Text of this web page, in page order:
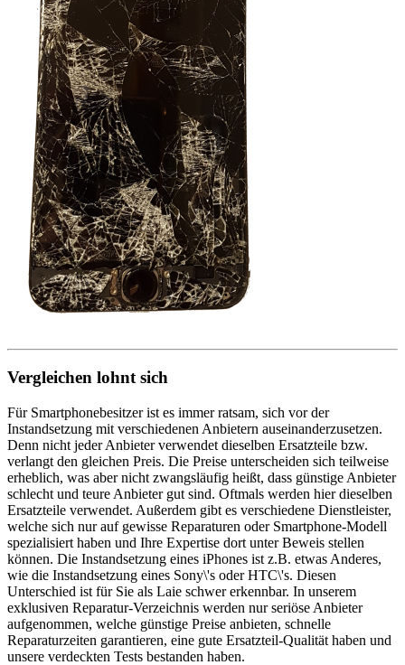
Vergleichen lohnt sich
Für Smartphonebesitzer ist es immer ratsam, sich vor der
Instandsetzung mit verschiedenen Anbietern auseinanderzusetzen.
Denn nicht jeder Anbieter verwendet dieselben Ersatzteile bzw.
verlangt den gleichen Preis. Die Preise unterscheiden sich teilweise
erheblich, was aber nicht zwangsläufig heißt, dass günstige Anbieter
schlecht und teure Anbieter gut sind. Oftmals werden hier dieselben
Ersatzteile verwendet. Außerdem gibt es verschiedene Dienstleister,
welche sich nur auf gewisse Reparaturen oder Smartphone-Modell
spezialisiert haben und Ihre Expertise dort unter Beweis stellen
können. Die Instandsetzung eines iPhones ist z.B. etwas Anderes,
wie die Instandsetzung eines Sony\'s oder HTC\'s. Diesen
Unterschied ist für Sie als Laie schwer erkennbar. In unserem
exklusiven Reparatur-Verzeichnis werden nur seriöse Anbieter
aufgenommen, welche günstige Preise anbieten, schnelle
Reparaturzeiten garantieren, eine gute Ersatzteil-Qualität haben und
unsere verdeckten Tests bestanden haben.